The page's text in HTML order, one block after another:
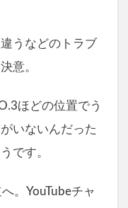
うなどのトラブ
意。
ほどの位置でう
いないんだった
です。
。YouTubeチャ